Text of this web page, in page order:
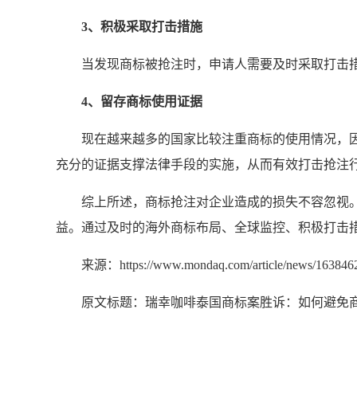
3、积极采取打击措施
当发现商标被抢注时，申请人需要及时采取打击
4、留存商标使用证据
现在越来越多的国家比较注重商标的使用情况
充分的证据支撑法律手段的实施，从而有效打击抢注
综上所述，商标抢注对企业造成的损失不容忽
益。通过及时的海外商标布局、全球监控、积极打击
来源：https://www.mondaq.com/article/news/
原文标题：瑞幸咖啡泰国商标案胜诉：如何避免